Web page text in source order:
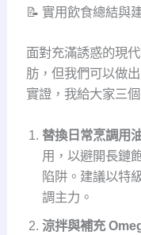
📝 實用飲食總結與
面對充滿誘惑的現
肪，但我們可以做
實證，我給大家三
替換日常烹調用
用，以避開長鏈
陷阱。建議以特
調主力。
涼拌與補充